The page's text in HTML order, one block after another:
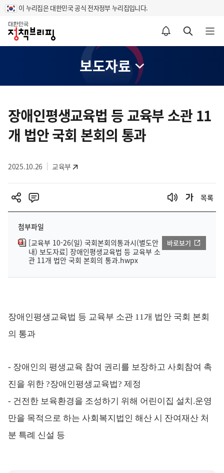
이 누리집은 대한민국 공식 전자정부 누리집입니다.
홈
알림설정 바로가기 검색 바로가기 메뉴 열기
보도자료
텐
츠
영
장애인평생교육법 등 교육부 소관 11
개 법안 국회 본회의 통과
2025.10.26 교육부
목록
첨부파일
[교육부 10-26(일) 국회본회의통과시(별도안
내) 보도자료] 장애인평생교육법 등 교육부 소
관 11개 법안 국회 본회의 통과.hwpx
바로보기
장애인평생교육법 등 교육부 소관 11개 법안 국회 본회
의 통과
- 장애인의 평생교육 참여 권리를 보장하고 사회참여 촉
진을 위한 ?장애인평생교육법? 제정
- 건전한 보육환경을 조성하기 위해 어린이집 설치.운영
만을 목적으로 하는 사회복지법인 해산 시 잔여재산 처
분 특례 신설 등